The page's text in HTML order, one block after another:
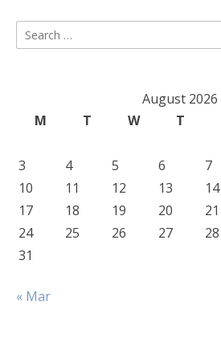
Search
for:
August 2026
M
T W T
3
4 5 6 7
10
11 12 13 14
17
18 19 20 21
24
25 26 27 28
31
« Mar